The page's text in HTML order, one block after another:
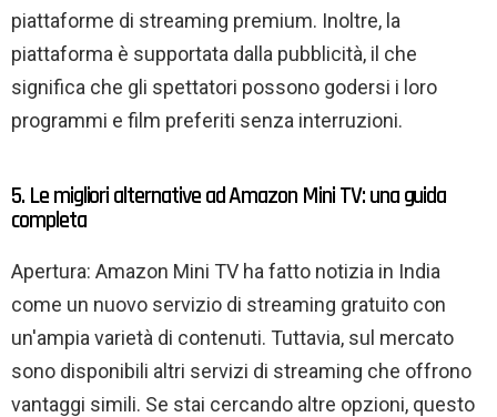
piattaforme di streaming premium. Inoltre, la
piattaforma è supportata dalla pubblicità, il che
significa che gli spettatori possono godersi i loro
programmi e film preferiti senza interruzioni.
5. Le migliori alternative ad Amazon Mini TV: una guida
completa
Apertura: Amazon Mini TV ha fatto notizia in India
come un nuovo servizio di streaming gratuito con
un'ampia varietà di contenuti. Tuttavia, sul mercato
sono disponibili altri servizi di streaming che offrono
vantaggi simili. Se stai cercando altre opzioni, questo